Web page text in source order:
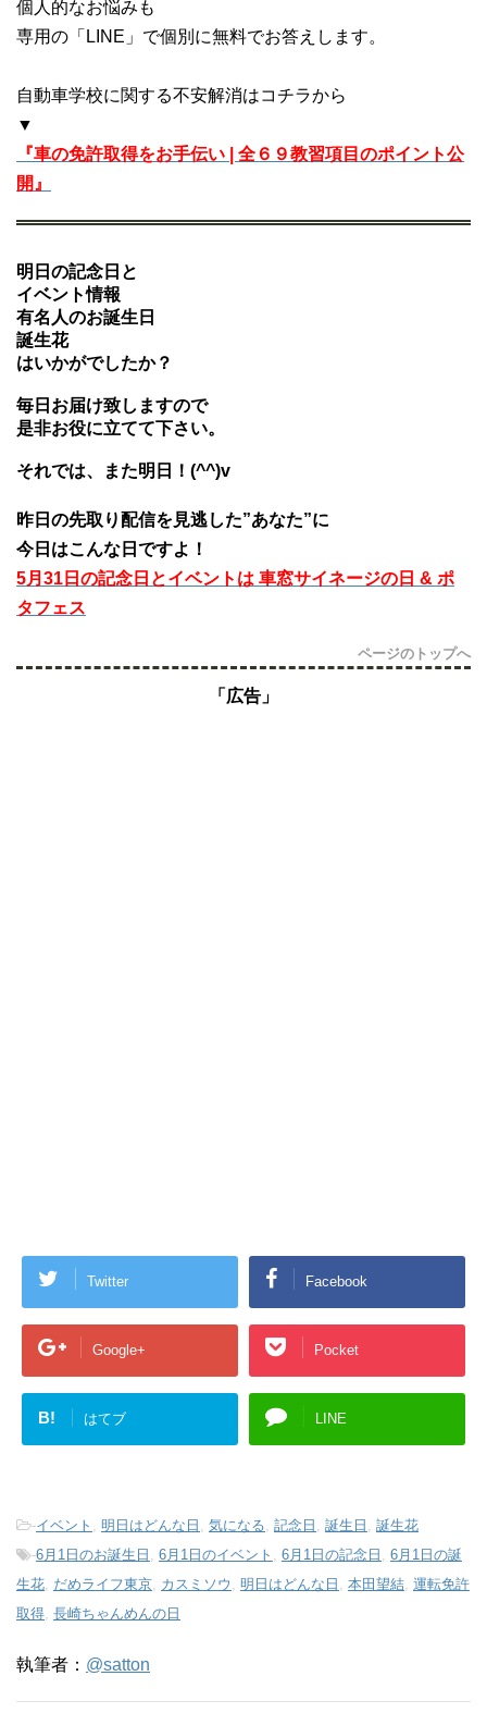
個人的なお悩みも
専用の「LINE」で個別に無料でお答えします。
自動車学校に関する不安解消はコチラから
▼
『車の免許取得をお手伝い | 全６９教習項目のポイント公
開』
明日の記念日と
イベント情報
有名人のお誕生日
誕生花
はいかがでしたか？
毎日お届け致しますので
是非お役に立てて下さい。
それでは、また明日！(^^)v
昨日の先取り配信を見逃した”あなた”に
今日はこんな日ですよ！
5月31日の記念日とイベントは 車窓サイネージの日 & ポ
タフェス
ページのトップへ
「広告」
Twitter Facebook
Google+ Pocket
B! はてブ LINE
-イベント 明日はどんな日 気になる 記念日 誕生日
誕生花
-6月1日のお誕生日 6月1日のイベント 6月1日の記念日
6月1日の誕
生花 だめライフ東京 カスミソウ 明日はどんな日 本田望結 運転免許
取得 長崎ちゃんめんの日
執筆者： @satton